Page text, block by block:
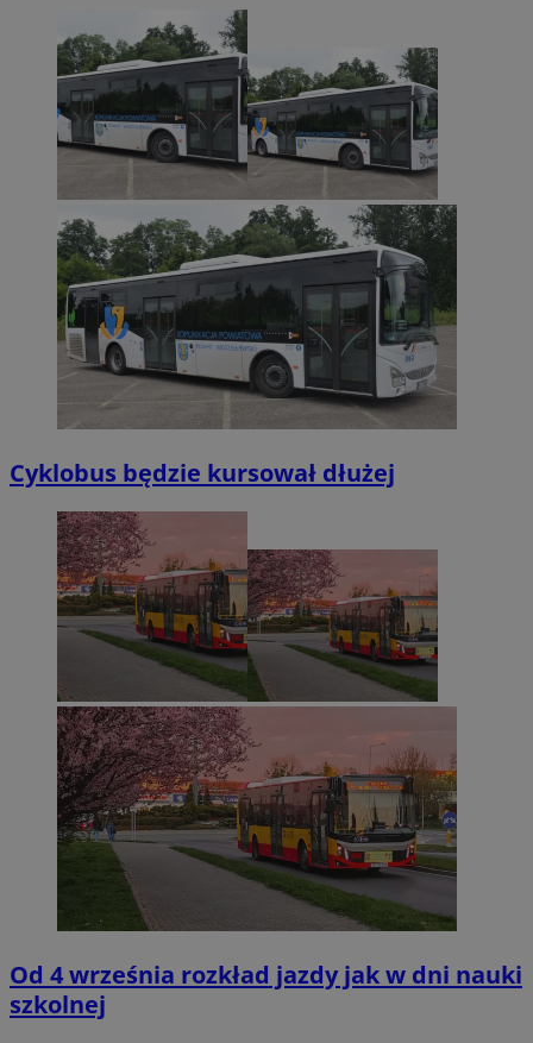
Cyklobus będzie kursował dłużej
Od 4 września rozkład jazdy jak w dni nauki
szkolnej